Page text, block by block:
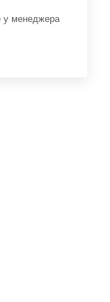
у менеджера